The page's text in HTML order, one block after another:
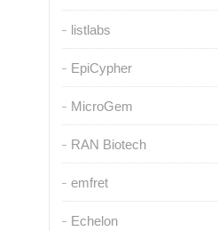
listlabs
EpiCypher
MicroGem
RAN Biotech
emfret
Echelon